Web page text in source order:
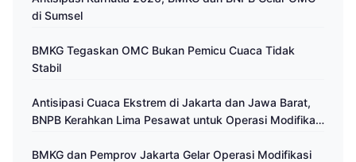
di Sumsel
BMKG Tegaskan OMC Bukan Pemicu Cuaca Tidak
Stabil
Antisipasi Cuaca Ekstrem di Jakarta dan Jawa Barat,
BNPB Kerahkan Lima Pesawat untuk Operasi Modifikasi
BMKG dan Pemprov Jakarta Gelar Operasi Modifikasi